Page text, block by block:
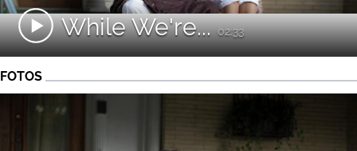
While We're...02:33
FOTOS